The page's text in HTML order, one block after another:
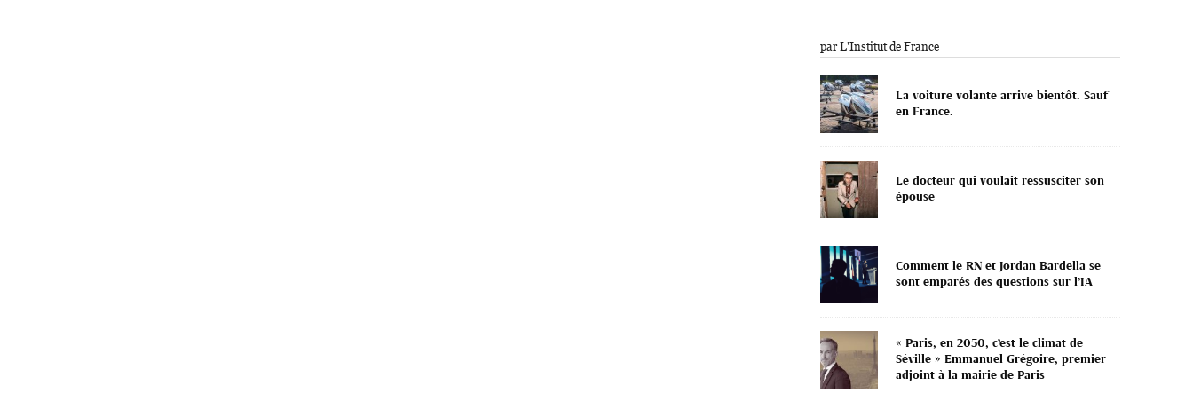
par L'Institut de France
La voiture volante arrive bientôt. Sauf
en France.
Le docteur qui voulait ressusciter son
épouse
Comment le RN et Jordan Bardella se
sont emparés des questions sur l’IA
« Paris, en 2050, c’est le climat de
Séville » Emmanuel Grégoire, premier
adjoint à la mairie de Paris